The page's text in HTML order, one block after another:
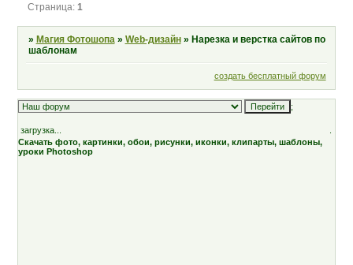
Страница: 1
» Магия Фотошопа » Web-дизайн » Нарезка и верстка сайтов по
шаблонам
создать бесплатный форум
;
загрузка...
Скачать фото, картинки, обои, рисунки, иконки, клипарты, шаблоны,
уроки Photoshop